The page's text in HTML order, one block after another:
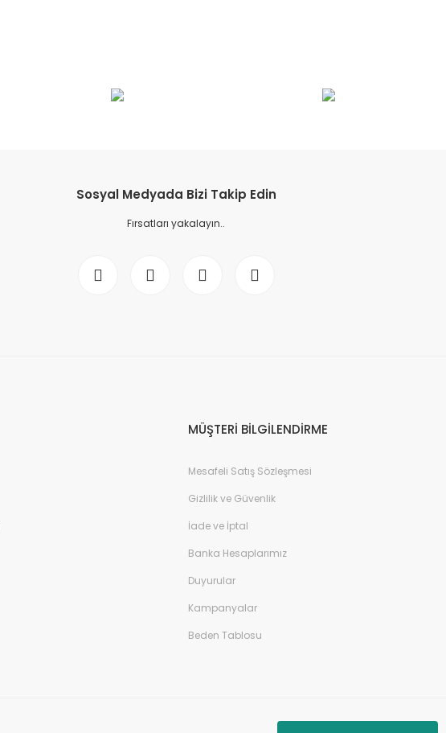
Sosyal Medyada Bizi Takip Edin
Fırsatları yakalayın..
MÜŞTERİ BİLGİLENDİRME
Mesafeli Satış Sözleşmesi
Gizlilik ve Güvenlik
İade ve İptal
Banka Hesaplarımız
Duyurular
Kampanyalar
Beden Tablosu